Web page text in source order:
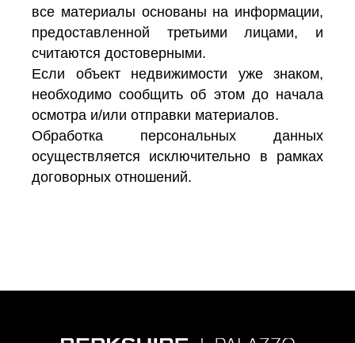
все материалы основаны на информации,
предоставленной третьими лицами, и
считаются достоверными.
Если объект недвижимости уже знаком,
необходимо сообщить об этом до начала
осмотра и/или отправки материалов.
Обработка персональных данных
осуществляется исключительно в рамках
договорных отношений.